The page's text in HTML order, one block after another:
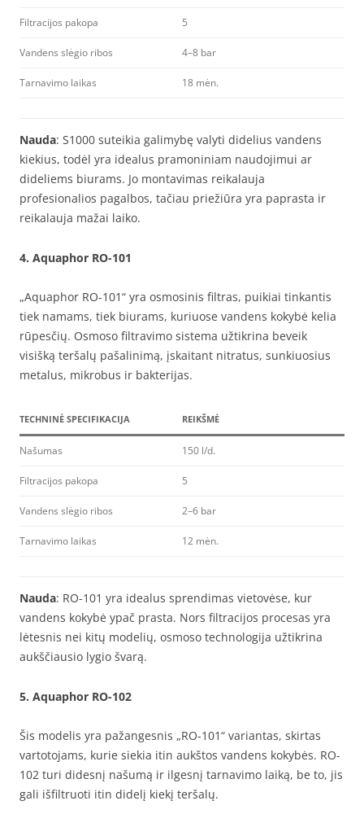
Filtracijos pakopa 5
Vandens slėgio ribos 4–8 bar
Tarnavimo laikas 18 mėn.
Nauda: S1000 suteikia galimybę valyti didelius vandens
kiekius, todėl yra idealus pramoniniam naudojimui ar
dideliems biurams. Jo montavimas reikalauja
profesionalios pagalbos, tačiau priežiūra yra paprasta ir
reikalauja mažai laiko.
4. Aquaphor RO-101
„Aquaphor RO-101“ yra osmosinis filtras, puikiai tinkantis
tiek namams, tiek biurams, kuriuose vandens kokybė kelia
rūpesčių. Osmoso filtravimo sistema užtikrina beveik
visišką teršalų pašalinimą, įskaitant nitratus, sunkiuosius
metalus, mikrobus ir bakterijas.
TECHNINĖ SPECIFIKACIJA REIKŠMĖ
Našumas 150 l/d.
Filtracijos pakopa 5
Vandens slėgio ribos 2–6 bar
Tarnavimo laikas 12 mėn.
Nauda: RO-101 yra idealus sprendimas vietovėse, kur
vandens kokybė ypač prasta. Nors filtracijos procesas yra
lėtesnis nei kitų modelių, osmoso technologija užtikrina
aukščiausio lygio švarą.
5. Aquaphor RO-102
Šis modelis yra pažangesnis „RO-101“ variantas, skirtas
vartotojams, kurie siekia itin aukštos vandens kokybės. RO-
102 turi didesnį našumą ir ilgesnį tarnavimo laiką, be to, jis
gali išfiltruoti itin didelį kiekį teršalų.